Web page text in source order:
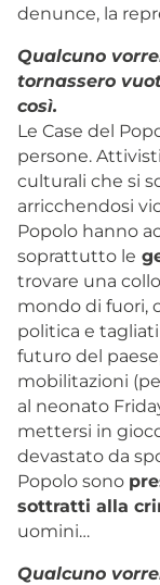
denunce, la
Qualcuno
tornassero
così.
Le Case del
persone.
culturali che si
arricchendosi
Popolo hanno
soprattutto le
trovare una
mondo di fuori,
politica e
futuro del
mobilitazioni
al neonato
mettersi in
devastato da
Popolo sono
sottratti alla
uomini…
Qualcuno